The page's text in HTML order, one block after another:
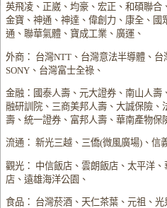
英飛凌、正崴、均豪、宏正、和碩聯
金寶、神通、神達、偉創力、康全、
通、聯華氣體、寶成工業、廣運、
外商： 台灣NTT、台灣意法半導體、台
SONY、台灣富士全祿、
金融：國泰人壽、元大證券、南山人
融研訓院、三商美邦人壽、大誠保險、
壽、統一證券、富邦人壽、華南產物保
流通： 新光三越、三僑(微風廣場)、信
觀光： 中信飯店、雲朗飯店、太平洋
店、遠雄海洋公園、
食品： 台灣菸酒、天仁茶葉、元祖、